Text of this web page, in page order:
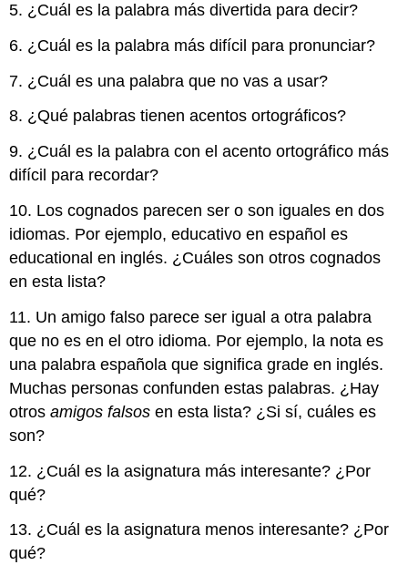
5. ¿Cuál es la palabra más divertida para decir?
6. ¿Cuál es la palabra más difícil para pronunciar?
7. ¿Cuál es una palabra que no vas a usar?
8. ¿Qué palabras tienen acentos ortográficos?
9. ¿Cuál es la palabra con el acento ortográfico más
difícil para recordar?
10. Los cognados parecen ser o son iguales en dos
idiomas. Por ejemplo, educativo en español es
educational en inglés. ¿Cuáles son otros cognados
en esta lista?
11. Un amigo falso parece ser igual a otra palabra
que no es en el otro idioma. Por ejemplo, la nota es
una palabra española que significa grade en inglés.
Muchas personas confunden estas palabras. ¿Hay
otrosamigos falsos en esta lista? ¿Si sí, cuáles es
son?
12. ¿Cuál es la asignatura más interesante? ¿Por
qué?
13. ¿Cuál es la asignatura menos interesante? ¿Por
qué?